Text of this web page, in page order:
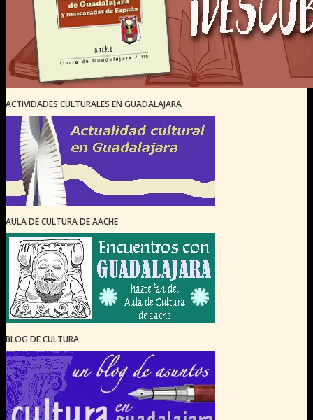
ACTIVIDADES CULTURALES EN GUADALAJARA
AULA DE CULTURA DE AACHE
BLOG DE CULTURA